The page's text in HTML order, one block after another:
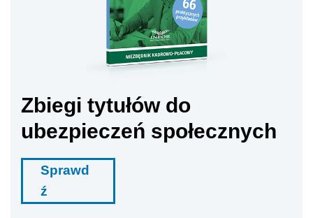
Zbiegi tytułów do
ubezpieczeń społecznych
Sprawd
ź